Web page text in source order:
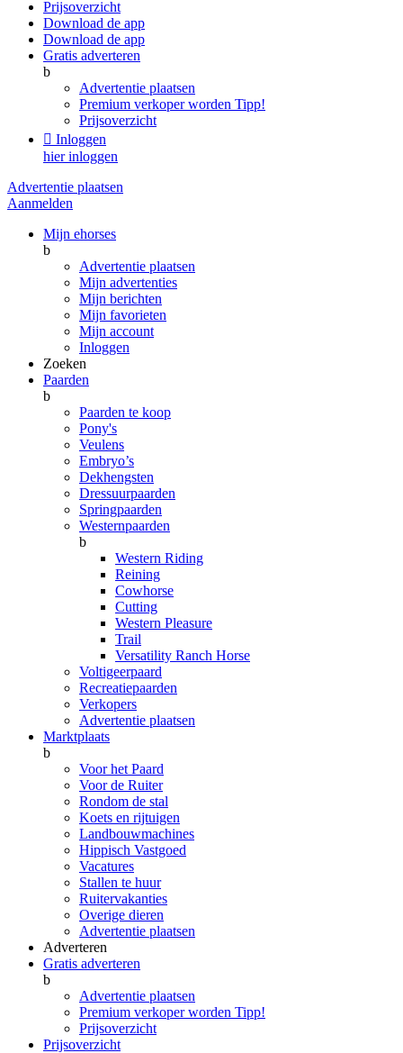
Prijsoverzicht
Download de app
Download de app
Gratis adverteren
b
Advertentie plaatsen
Premium verkoper worden Tipp!
Prijsoverzicht
 Inloggen
hier inloggen
Advertentie plaatsen
Aanmelden
Mijn ehorses
b
Advertentie plaatsen
Mijn advertenties
Mijn berichten
Mijn favorieten
Mijn account
Inloggen
Zoeken
Paarden
b
Paarden te koop
Pony's
Veulens
Embryo’s
Dekhengsten
Dressuurpaarden
Springpaarden
Westernpaarden
b
Western Riding
Reining
Cowhorse
Cutting
Western Pleasure
Trail
Versatility Ranch Horse
Voltigeerpaard
Recreatiepaarden
Verkopers
Advertentie plaatsen
Marktplaats
b
Voor het Paard
Voor de Ruiter
Rondom de stal
Koets en rijtuigen
Landbouwmachines
Hippisch Vastgoed
Vacatures
Stallen te huur
Ruitervakanties
Overige dieren
Advertentie plaatsen
Adverteren
Gratis adverteren
b
Advertentie plaatsen
Premium verkoper worden Tipp!
Prijsoverzicht
Prijsoverzicht